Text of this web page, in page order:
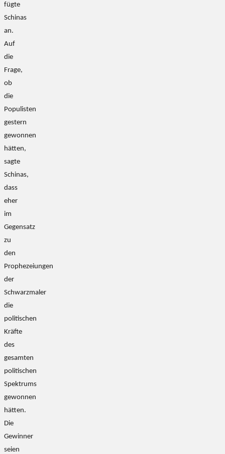
fügte
Schinas
an.
Auf
die
Frage,
ob
die
Populisten
gestern
gewonnen
hätten,
sagte
Schinas,
dass
eher
im
Gegensatz
zu
den
Prophezeiungen
der
Schwarzmaler
die
politischen
Kräfte
des
gesamten
politischen
Spektrums
gewonnen
hätten.
Die
Gewinner
seien